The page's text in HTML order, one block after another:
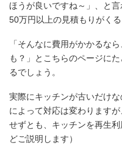
ほうが良いですね～」、と
50万円以上の見積もりがく
「そんなに費用がかかるな
も？」とこちらのページに
るでしょう。
実際にキッチンが古いだけ
によって対応は変わります
せずとも、キッチンを再生
どご説明します）